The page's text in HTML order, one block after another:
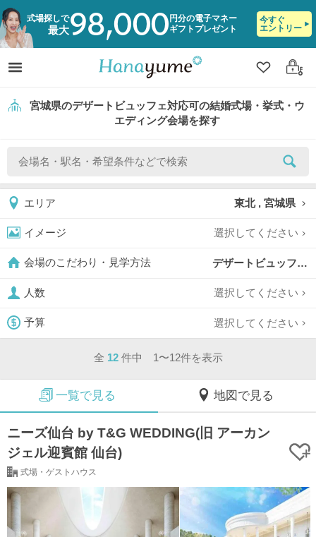
式場探しで
最大98,000 円分の電子マネー
ギフトプレゼント
今すぐ
エントリー
クリップ
ログ
宮城県のデザートビュッフェ対応可の結婚式場・挙式・ウ
エディング会場を探す
エリア 東北 , 宮城県
イメージ 選択してください
会場のこだわり・見学方法 デザートビュッフェ対応可,
人数 選択してください
予算 選択してください
全 12 件中 1〜12件を表示
一覧で見る 地図で見る
ニーズ仙台 by T&G WEDDING(旧 アーカン
ジェル迎賓館 仙台)
式場・ゲストハウス